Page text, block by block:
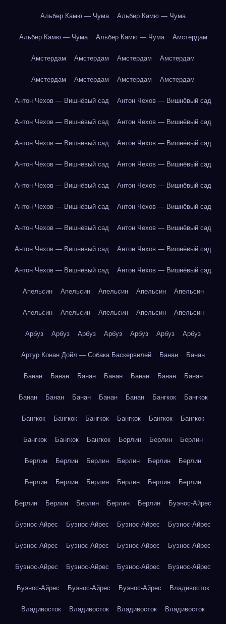
Альбер Камю — Чума Альбер Камю — Чума
Альбер Камю — Чума Альбер Камю — Чума Амстердам
Амстердам Амстердам Амстердам Амстердам
Амстердам Амстердам Амстердам Амстердам
Антон Чехов — Вишнёвый сад Антон Чехов — Вишнёвый сад
Антон Чехов — Вишнёвый сад Антон Чехов — Вишнёвый сад
Антон Чехов — Вишнёвый сад Антон Чехов — Вишнёвый сад
Антон Чехов — Вишнёвый сад Антон Чехов — Вишнёвый сад
Антон Чехов — Вишнёвый сад Антон Чехов — Вишнёвый сад
Антон Чехов — Вишнёвый сад Антон Чехов — Вишнёвый сад
Антон Чехов — Вишнёвый сад Антон Чехов — Вишнёвый сад
Антон Чехов — Вишнёвый сад Антон Чехов — Вишнёвый сад
Антон Чехов — Вишнёвый сад Антон Чехов — Вишнёвый сад
Апельсин Апельсин Апельсин Апельсин Апельсин
Апельсин Апельсин Апельсин Апельсин Апельсин
Арбуз Арбуз Арбуз Арбуз Арбуз Арбуз Арбуз
Артур Конан Дойл — Собака Баскервилей Банан Банан
Банан Банан Банан Банан Банан Банан Банан
Банан Банан Банан Банан Банан Бангкок Бангкок
Бангкок Бангкок Бангкок Бангкок Бангкок Бангкок
Бангкок Бангкок Бангкок Берлин Берлин Берлин
Берлин Берлин Берлин Берлин Берлин Берлин
Берлин Берлин Берлин Берлин Берлин Берлин
Берлин Берлин Берлин Берлин Берлин Буэнос-Айрес
Буэнос-Айрес Буэнос-Айрес Буэнос-Айрес Буэнос-Айрес
Буэнос-Айрес Буэнос-Айрес Буэнос-Айрес Буэнос-Айрес
Буэнос-Айрес Буэнос-Айрес Буэнос-Айрес Буэнос-Айрес
Буэнос-Айрес Буэнос-Айрес Буэнос-Айрес Владивосток
Владивосток Владивосток Владивосток Владивосток